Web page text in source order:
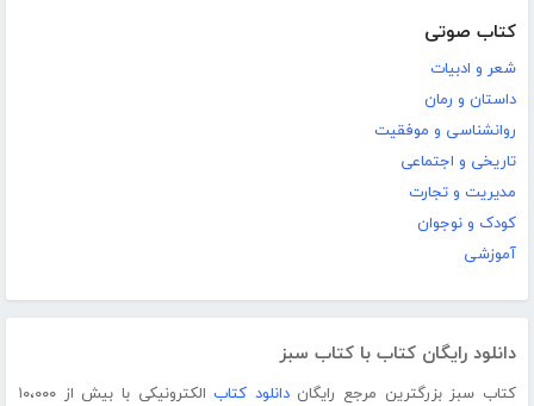
کتاب صوتی
شعر و ادبیات
داستان و رمان
روانشناسی و موفقیت
تاریخی و اجتماعی
مدیریت و تجارت
کودک و نوجوان
آموزشی
دانلود رایگان کتاب با کتاب سبز
کتاب سبز بزرگترین مرجع رایگاندانلود کتاب
الکترونیکی با بیش از ۱۰،۰۰۰